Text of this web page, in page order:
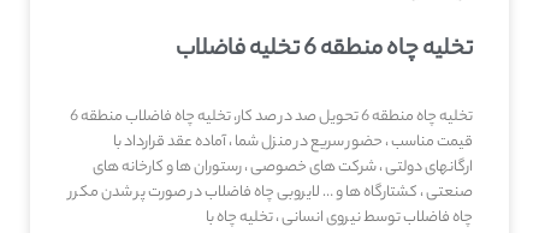
تخلیه چاه منطقه 6 تخلیه فاضلاب
تخلیه چاه منطقه 6 تحویل صد در صد کار، تخلیه چاه فاضلاب منطقه 6
قیمت مناسب ، حضور سریع در منزل شما ، آماده عقد قرارداد با
ارگانهای دولتی ، شرکت های خصوصی ، رستوران ها و کارخانه های
صنعتی ، کشتارگاه ها و … لایروبی چاه فاضلاب در صورت پر شدن مکرر
چاه فاضلاب توسط نیروی انسانی ، تخلیه چاه با